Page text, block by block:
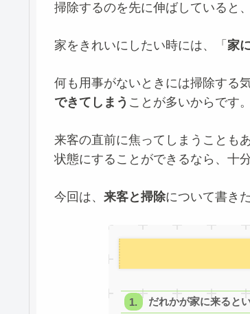
掃除するのを先に伸ばしていると
家をきれいにしたい時には、「 家
何も用事がないときには掃除する
できてしまう ことが多いからです。
来客の直前に焦ってしまうことも
状態にすることができるなら、十
今回は、 来客と掃除について書き
だれかが家に来ると